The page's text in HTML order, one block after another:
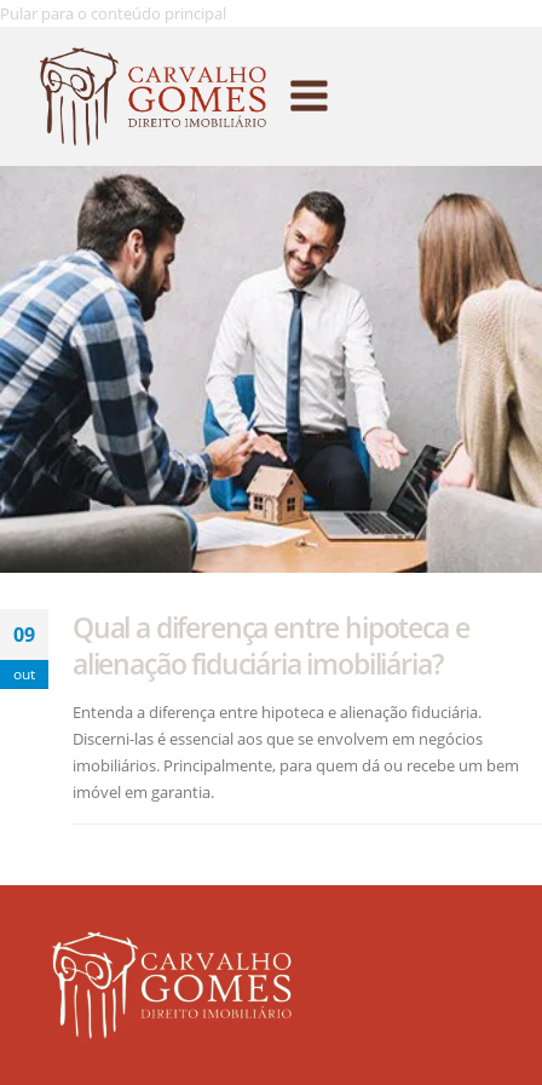
Pular para o conteúdo principal
09
out
Qual a diferença entre hipoteca e
alienação fiduciária imobiliária?
Entenda a diferença entre hipoteca e alienação fiduciária.
Discerni-las é essencial aos que se envolvem em negócios
imobiliários. Principalmente, para quem dá ou recebe um bem
imóvel em garantia.